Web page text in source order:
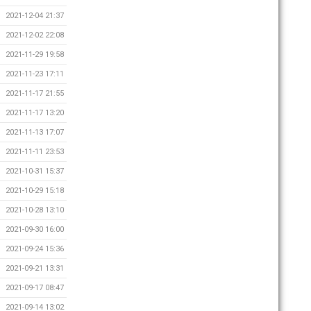
2021-12-04 21:37
2021-12-02 22:08
2021-11-29 19:58
2021-11-23 17:11
2021-11-17 21:55
2021-11-17 13:20
2021-11-13 17:07
2021-11-11 23:53
2021-10-31 15:37
2021-10-29 15:18
2021-10-28 13:10
2021-09-30 16:00
2021-09-24 15:36
2021-09-21 13:31
2021-09-17 08:47
2021-09-14 13:02